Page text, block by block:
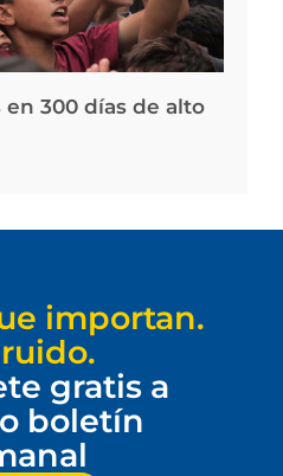
300 días de alto
importan.
gratis a
boletín